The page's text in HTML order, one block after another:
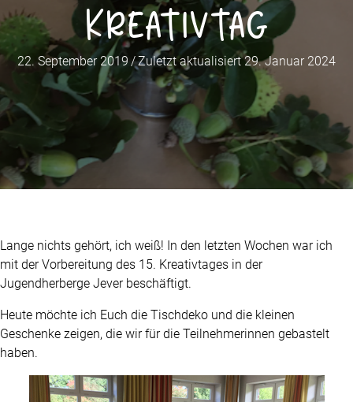
Kreativtag
22. September 2019 /Zuletzt aktualisiert 29. Januar 2024
Lange nichts gehört, ich weiß! In den letzten Wochen war ich
mit der Vorbereitung des 15. Kreativtages in der
Jugendherberge Jever beschäftigt.
Heute möchte ich Euch die Tischdeko und die kleinen
Geschenke zeigen, die wir für die Teilnehmerinnen gebastelt
haben.